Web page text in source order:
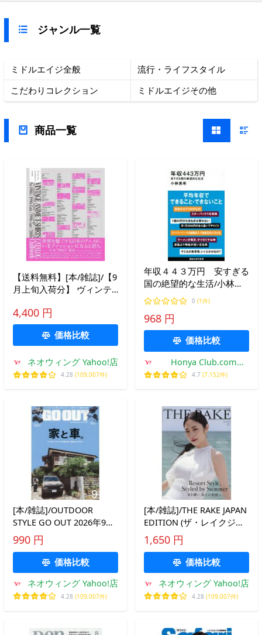
ジャンル一覧
ミドルエイジ全般
流行・ライフスタイル
こだわりコレクション
ミドルエイジその他
商品一覧
【送料無料】[本/雑誌]/【9
月上旬入荷分】 ヴィンテ
ログ/Chillweeb(単行本・ム
ック)
4,400 円
価格比較
ネオウィング Yahoo!店
4.28 (109,007件)
年収４４３万円 安すぎる
国の絶望的な生活/小林美
希
0 (1件)
968 円
価格比較
Honya Club.com
Yahoo!店
4.7 (7,152件)
[本/雑誌]/OUTDOOR
STYLE GO OUT 2026年9月
号/三栄(雑誌)
990 円
価格比較
ネオウィング Yahoo!店
4.28 (109,007件)
[本/雑誌]/THE RAKE JAPAN
EDITION (ザ・レイクジャ
パンエディション) 2026年
9月号 【表紙】 MEGUMI/
竹橋書店(雑誌)
1,650 円
価格比較
ネオウィング Yahoo!店
4.28 (109,007件)